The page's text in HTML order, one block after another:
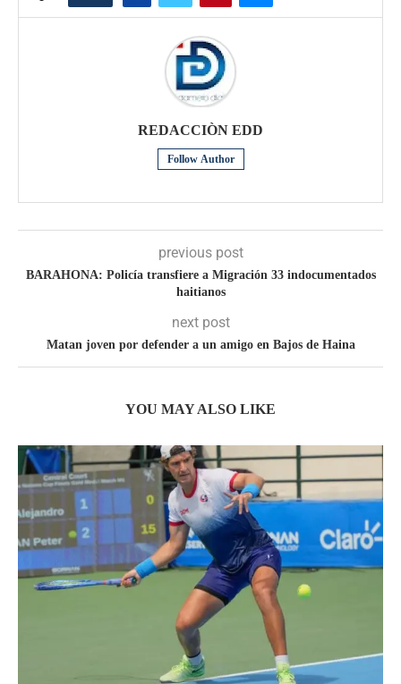
REDACCIÒN EDD
Follow Author
previous post
BARAHONA: Policía transfiere a Migración 33 indocumentados
haitianos
next post
Matan joven por defender a un amigo en Bajos de Haina
YOU MAY ALSO LIKE